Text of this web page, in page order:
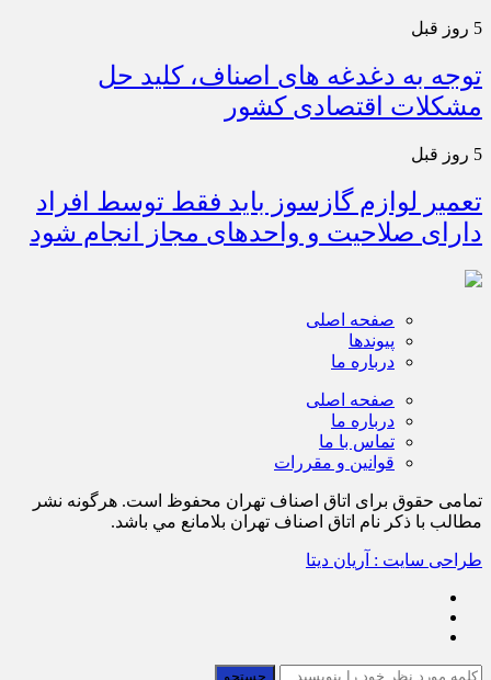
5 روز قبل
توجه به دغدغه های اصناف، کلید حل
مشکلات اقتصادی کشور
5 روز قبل
تعمیر لوازم گازسوز باید فقط توسط افراد
دارای صلاحیت و واحدهای مجاز انجام شود
صفحه اصلی
پیوندها
درباره ما
صفحه اصلی
درباره ما
تماس با ما
قوانین و مقررات
تمامی حقوق برای اتاق اصناف تهران محفوظ است. هرگونه نشر
مطالب با ذكر نام اتاق اصناف تهران بلامانع مي باشد.
طراحی سایت : آریان دیتا
جستجو